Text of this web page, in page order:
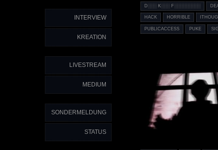
INTERVIEW
KREATION
LIVESTREAM
MEDIUM
SONDERMELDUNG
STATUS
D░░░ K░░░ F░░░░░░░░░
HACK HORRIBLE
PUBLICACCESS PUKE